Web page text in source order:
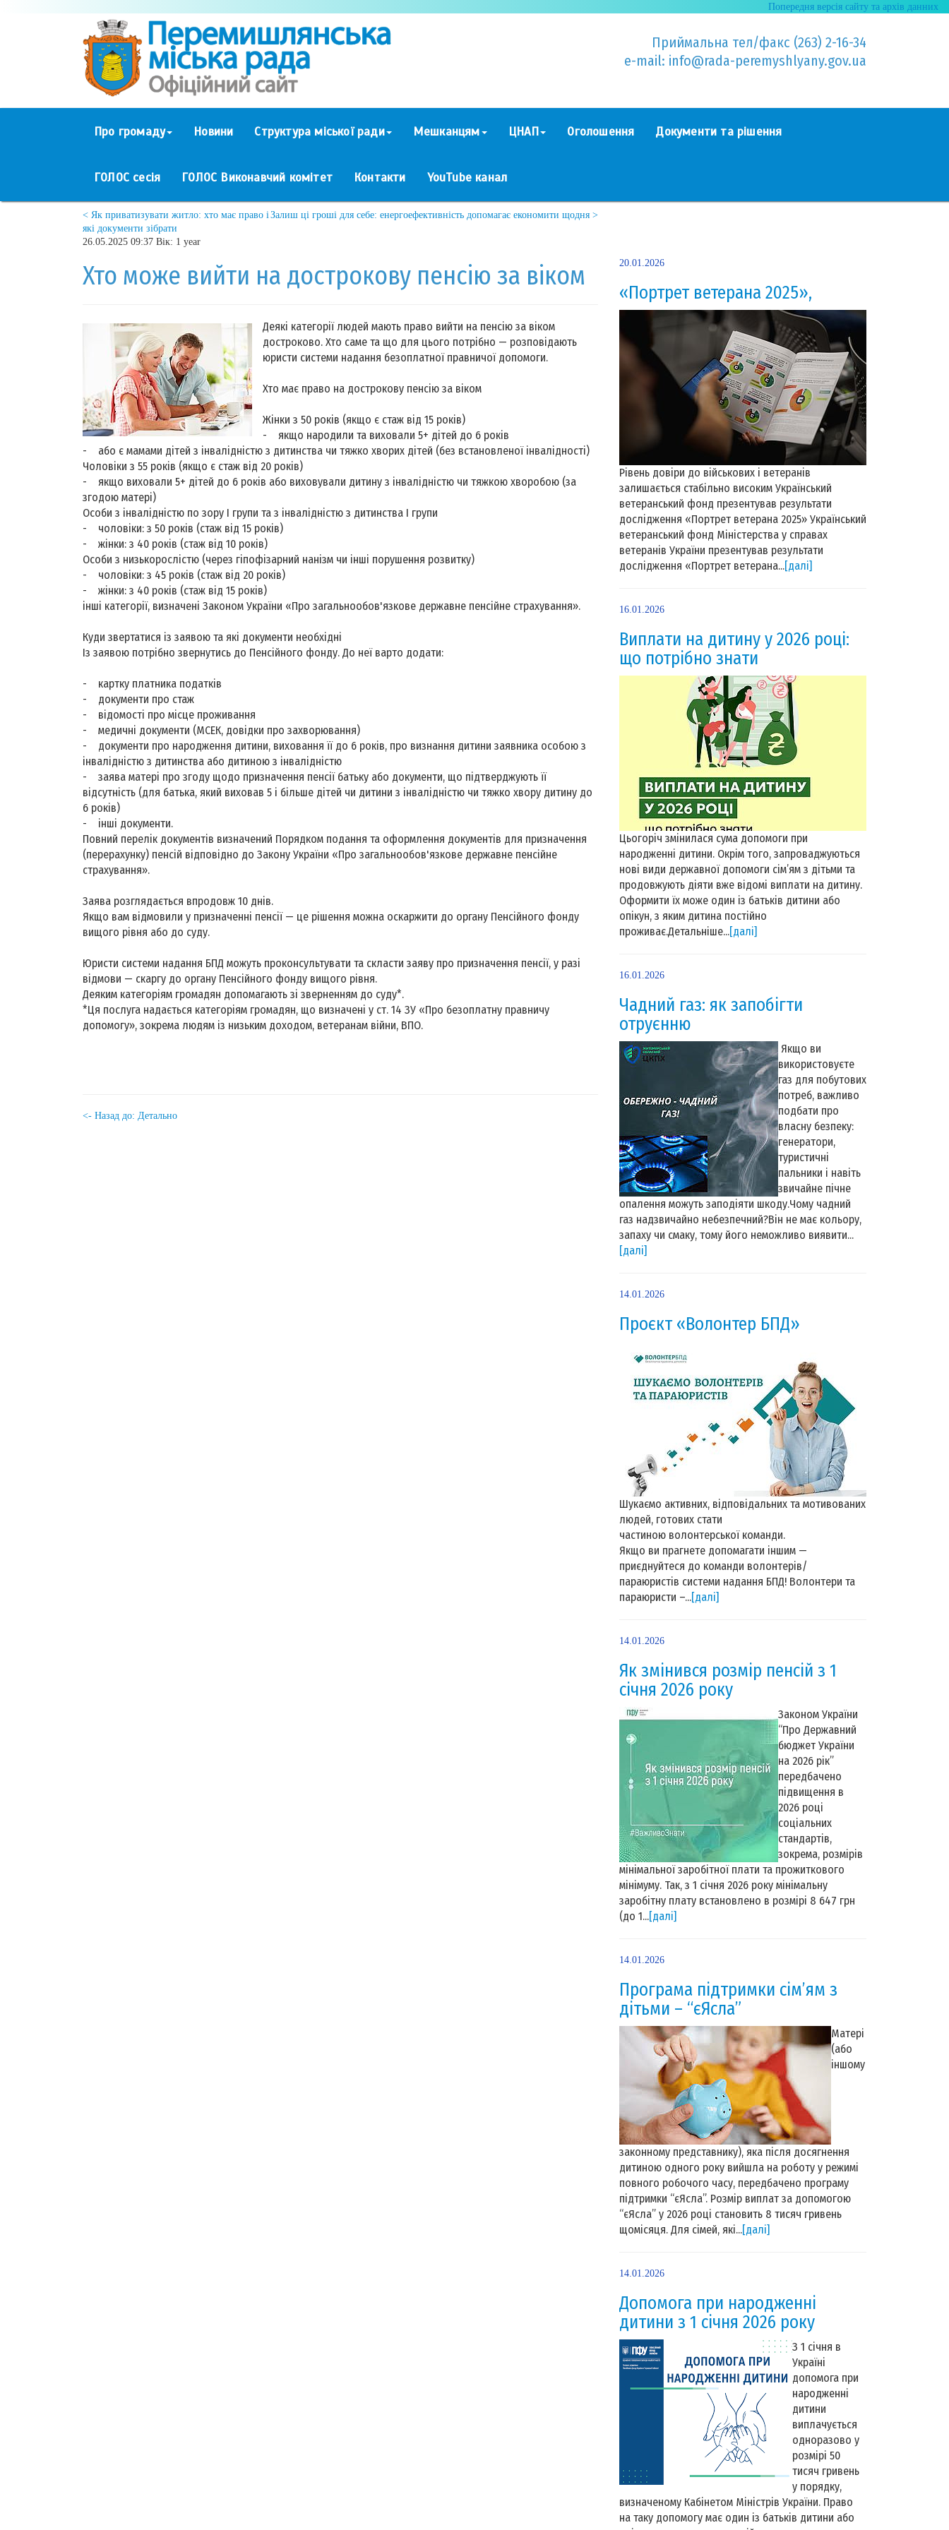
Попередня версія сайту та архів данних
Приймальна тел/факс (263) 2-16-34
e-mail: info@rada-peremyshlyany.gov.ua
Про громаду Новини Структура міської ради Мешканцям ЦНАП Оголошення Документи та рішення
ГОЛОС сесія ГОЛОС Виконавчий комітет Контакти YouTube канал
Залиш ці гроші для себе: енергоефективність допомагає економити щодня >
< Як приватизувати житло: хто має право і
які документи зібрати
26.05.2025 09:37 Вік: 1 year
Хто може вийти на дострокову пенсію за віком
Деякі категорії людей мають право вийти на пенсію за віком
достроково. Хто саме та що для цього потрібно — розповідають
юристи системи надання безоплатної правничої допомоги.
Хто має право на дострокову пенсію за віком
Жінки з 50 років (якщо є стаж від 15 років)
- якщо народили та виховали 5+ дітей до 6 років
- або є мамами дітей з інвалідністю з дитинства чи тяжко хворих дітей (без встановленої інвалідності)
Чоловіки з 55 років (якщо є стаж від 20 років)
- якщо виховали 5+ дітей до 6 років або виховували дитину з інвалідністю чи тяжкою хворобою (за
згодою матері)
Особи з інвалідністю по зору I групи та з інвалідністю з дитинства I групи
- чоловіки: з 50 років (стаж від 15 років)
- жінки: з 40 років (стаж від 10 років)
Особи з низькорослістю (через гіпофізарний нанізм чи інші порушення розвитку)
- чоловіки: з 45 років (стаж від 20 років)
- жінки: з 40 років (стаж від 15 років)
інші категорії, визначені Законом України «Про загальнообов'язкове державне пенсійне страхування».
Куди звертатися із заявою та які документи необхідні
Із заявою потрібно звернутись до Пенсійного фонду. До неї варто додати:
- картку платника податків
- документи про стаж
- відомості про місце проживання
- медичні документи (МСЕК, довідки про захворювання)
- документи про народження дитини, виховання її до 6 років, про визнання дитини заявника особою з
інвалідністю з дитинства або дитиною з інвалідністю
- заява матері про згоду щодо призначення пенсії батьку або документи, що підтверджують її
відсутність (для батька, який виховав 5 і більше дітей чи дитини з інвалідністю чи тяжко хвору дитину до
6 років)
- інші документи.
Повний перелік документів визначений Порядком подання та оформлення документів для призначення
(перерахунку) пенсій відповідно до Закону України «Про загальнообов'язкове державне пенсійне
страхування».
Заява розглядається впродовж 10 днів.
Якщо вам відмовили у призначенні пенсії — це рішення можна оскаржити до органу Пенсійного фонду
вищого рівня або до суду.
Юристи системи надання БПД можуть проконсультувати та скласти заяву про призначення пенсії, у разі
відмови — скаргу до органу Пенсійного фонду вищого рівня.
Деяким категоріям громадян допомагають зі зверненням до суду*.
*Ця послуга надається категоріям громадян, що визначені у ст. 14 ЗУ «Про безоплатну правничу
допомогу», зокрема людям із низьким доходом, ветеранам війни, ВПО.
<- Назад до: Детально
20.01.2026
«Портрет ветерана 2025»,
Рівень довіри до військових і ветеранів
залишається стабільно високим Український
ветеранський фонд презентував результати
дослідження «Портрет ветерана 2025» Український
ветеранський фонд Міністерства у справах
ветеранів України презентував результати
дослідження «Портрет ветерана...[далі]
16.01.2026
Виплати на дитину у 2026 році:
що потрібно знати
Цьогоріч змінилася сума допомоги при
народженні дитини. Окрім того, запроваджуються
нові види державної допомоги сім’ям з дітьми та
продовжують діяти вже відомі виплати на дитину.
Оформити їх може один із батьків дитини або
опікун, з яким дитина постійно
проживає.Детальніше...[далі]
16.01.2026
Чадний газ: як запобігти
отруєнню
Якщо ви
використовуєте
газ для побутових
потреб, важливо
подбати про
власну безпеку:
генератори,
туристичні
пальники і навіть
звичайне пічне
опалення можуть заподіяти шкоду.Чому чадний
газ надзвичайно небезпечний?Він не має кольору,
запаху чи смаку, тому його неможливо виявити...
[далі]
14.01.2026
Проєкт «Волонтер БПД»
Шукаємо активних, відповідальних та мотивованих
людей, готових стати
частиною волонтерської команди.
Якщо ви прагнете допомагати іншим —
приєднуйтеся до команди волонтерів/
параюристів системи надання БПД! Волонтери та
параюристи –...[далі]
14.01.2026
Як змінився розмір пенсій з 1
січня 2026 року
Законом України
“Про Державний
бюджет України
на 2026 рік”
передбачено
підвищення в
2026 році
соціальних
стандартів,
зокрема, розмірів
мінімальної заробітної плати та прожиткового
мінімуму. Так, з 1 січня 2026 року мінімальну
заробітну плату встановлено в розмірі 8 647 грн
(до 1...[далі]
14.01.2026
Програма підтримки сім’ям з
дітьми – “єЯсла”
Матері
(або
іншому
законному представнику), яка після досягнення
дитиною одного року вийшла на роботу у режимі
повного робочого часу, передбачено програму
підтримки “єЯсла”. Розмір виплат за допомогою
“єЯсла” у 2026 році становить 8 тисяч гривень
щомісяця. Для сімей, які...[далі]
14.01.2026
Допомога при народженні
дитини з 1 січня 2026 року
З 1 січня в
Україні
допомога при
народженні
дитини
виплачується
одноразово у
розмірі 50
тисяч гривень
у порядку,
визначеному Кабінетом Міністрів України. Право
на таку допомогу має один із батьків дитини або